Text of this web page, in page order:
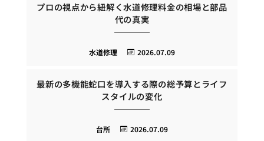
プロの視点から紐解く水道修理料金の相場と部品
代の真実
2026.07.09
水道修理
最新の多機能蛇口を導入する際の総予算とライフ
スタイルの変化
2026.07.09
台所